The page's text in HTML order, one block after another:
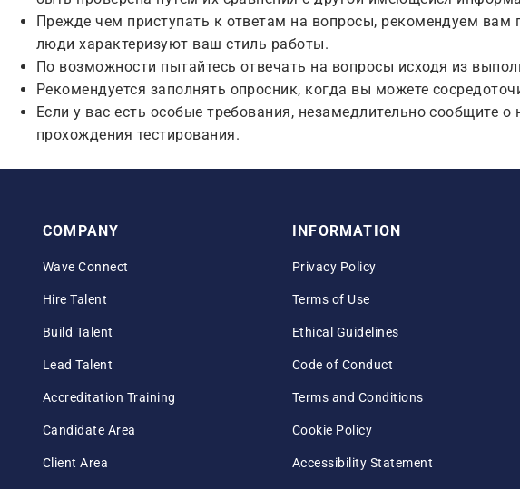
Прежде чем приступать к ответам на вопросы, рекомендуем
люди характеризуют ваш стиль работы.
По возможности пытайтесь отвечать на вопросы исходя из
Рекомендуется заполнять опросник, когда вы можете
Если у вас есть особые требования, незамедлительно сообщите
прохождения тестирования.
COMPANY
Wave Connect
Hire Talent
Build Talent
Lead Talent
Accreditation Training
Candidate Area
Client Area
INFORMATION
Privacy Policy
Terms of Use
Ethical Guidelines
Code of Conduct
Terms and Conditions
Cookie Policy
Accessibility Statement